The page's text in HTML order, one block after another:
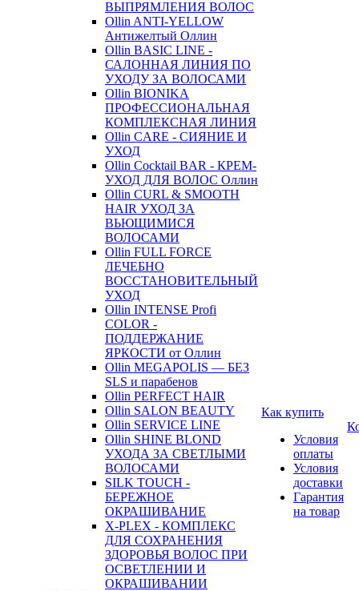
ВЫПРЯМЛЕНИЯ ВОЛОС
Ollin ANTI-YELLOW
Антижелтый Оллин
Ollin BASIC LINE -
САЛОННАЯ ЛИНИЯ ПО
УХОДУ ЗА ВОЛОСАМИ
Ollin BIONIKA
ПРОФЕССИОНАЛЬНАЯ
КОМПЛЕКСНАЯ ЛИНИЯ
Ollin CARE - СИЯНИЕ И
УХОД
Ollin Cocktail BAR - КРЕМ-
УХОД ДЛЯ ВОЛОС Оллин
Ollin CURL & SMOOTH
HAIR УХОД ЗА
ВЬЮЩИМИСЯ
ВОЛОСАМИ
Ollin FULL FORCE
ЛЕЧЕБНО
ВОССТАНОВИТЕЛЬНЫЙ
УХОД
Ollin INTENSE Profi
COLOR -
ПОДДЕРЖАНИЕ
ЯРКОСТИ от Оллин
Ollin MEGAPOLIS — БЕЗ
SLS и парабенов
Ollin PERFECT HAIR
Ollin SALON BEAUTY
Ollin SERVICE LINE
Ollin SHINE BLOND
УХОДА ЗА СВЕТЛЫМИ
ВОЛОСАМИ
SILK TOUCH -
БЕРЕЖНОЕ
ОКРАШИВАНИЕ
X-PLEX - КОМПЛЕКС
ДЛЯ СОХРАНЕНИЯ
ЗДОРОВЬЯ ВОЛОС ПРИ
ОСВЕТЛЕНИИ И
ОКРАШИВАНИИ
Как купить
Условия
оплаты
Условия
доставки
Гарантия
на товар